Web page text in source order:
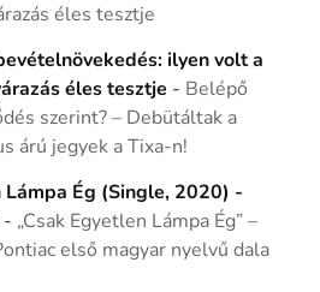
éles tesztje
ilyen volt a
éles tesztje - Belépő
szerint? – Debütáltak a
árú jegyek a Tixa-n!
Lámpa Ég (Single, 2020) -
- „Csak Egyetlen Lámpa Ég” –
első magyar nyelvű dala